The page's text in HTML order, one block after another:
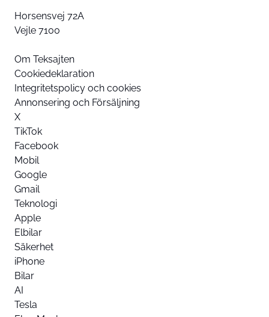
Horsensvej 72A
Vejle 7100
Om Teksajten
Cookiedeklaration
Integritetspolicy och cookies
Annonsering och Försäljning
X
TikTok
Facebook
Mobil
Google
Gmail
Teknologi
Apple
Elbilar
Säkerhet
iPhone
Bilar
AI
Tesla